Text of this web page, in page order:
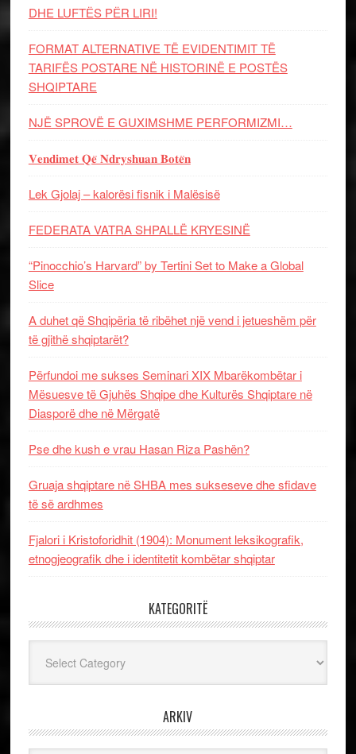
DHE LUFTЁS PЁR LIRI!
FORMAT ALTERNATIVE TË EVIDENTIMIT TË
TARIFËS POSTARE NË HISTORINË E POSTËS
SHQIPTARE
NJË SPROVË E GUXIMSHME PERFORMIZMI…
𝐕𝐞𝐧𝐝𝐢𝐦𝐞𝐭 𝐐𝐞̈ 𝐍𝐝𝐫𝐲𝐬𝐡𝐮𝐚𝐧 𝐁𝐨𝐭𝐞̈𝐧
Lek Gjolaj – kalorësi fisnik i Malësisë
FEDERATA VATRA SHPALLË KRYESINË
“Pinocchio’s Harvard” by Tertini Set to Make a Global
Slice
A duhet që Shqipëria të ribëhet një vend i jetueshëm për
të gjithë shqiptarët?
Përfundoi me sukses Seminari XIX Mbarëkombëtar i
Mësuesve të Gjuhës Shqipe dhe Kulturës Shqiptare në
Diasporë dhe në Mërgatë
Pse dhe kush e vrau Hasan Riza Pashën?
Gruaja shqiptare në SHBA mes sukseseve dhe sfidave
të së ardhmes
Fjalori i Kristoforidhit (1904): Monument leksikografik,
etnogjeografik dhe i identitetit kombëtar shqiptar
KATEGORITË
ARKIV